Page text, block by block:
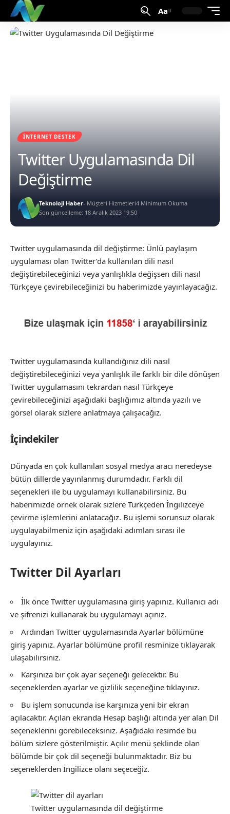
Aa
İNTERNET DESTEK
Twitter Uygulamasında Dil
Değiştirme
Son güncelleme: 18 Aralık 2023 19:50
Teknoloji Haber- Müşteri Hizmetleri4 Minimum Okuma
Twitter uygulamasında dil değiştirme: Ünlü paylaşım
uygulaması olan Twitter’da kullanılan dili nasıl
değiştirebileceğinizi veya yanlışlıkla değişsen dili nasıl
Türkçeye çevirebileceğinizi bu haberimizde yayınlayacağız.
Twitter uygulamasında kullandığınız dili nasıl
değiştirebileceğinizi veya yanlışlık ile farklı bir dile dönüşen
Twitter uygulamasını tekrardan nasıl Türkçeye
çevirebileceğinizi aşağıdaki başlığımız altında yazılı ve
görsel olarak sizlere anlatmaya çalışacağız.
İçindekiler
Dünyada en çok kullanılan sosyal medya aracı neredeyse
bütün dillerde yayınlanmış durumdadır. Farklı dil
seçenekleri ile bu uygulamayı kullanabilirsiniz. Bu
haberimizde örnek olarak sizlere Türkçeden İngilizceye
çevirme işlemlerini anlatacağız. Bu işlemi sorunsuz olarak
uygulayabilmeniz için aşağıdaki adımları sırası ile
uygulayınız.
Twitter Dil Ayarları
İlk önce Twitter uygulamasına giriş yapınız. Kullanıcı adı
ve şifrenizi kullanarak bu uygulamayı açınız.
Ardından Twitter uygulamasında Ayarlar bölümüne
giriş yapınız. Ayarlar bölümüne profil resminize tıklayarak
ulaşabilirsiniz.
Karşınıza bir çok ayar seçeneği gelecektir. Bu
seçeneklerden ayarlar ve gizlilik seçeneğine tıklayınız.
Bu işlem sonucunda ise karşınıza yeni bir ekran
açılacaktır. Açılan ekranda Hesap başlığı altında yer alan Dil
seçeneklerini görebileceksiniz. Aşağıdaki resimde bu
bölüm sizlere gösterilmiştir. Açılır menü şeklinde olan
bölümde bir çok dil seçeneği bulunmaktadır. Biz bu
seçeneklerden İngilizce olanı seçeceğiz.
Twitter uygulamasında dil değiştirme